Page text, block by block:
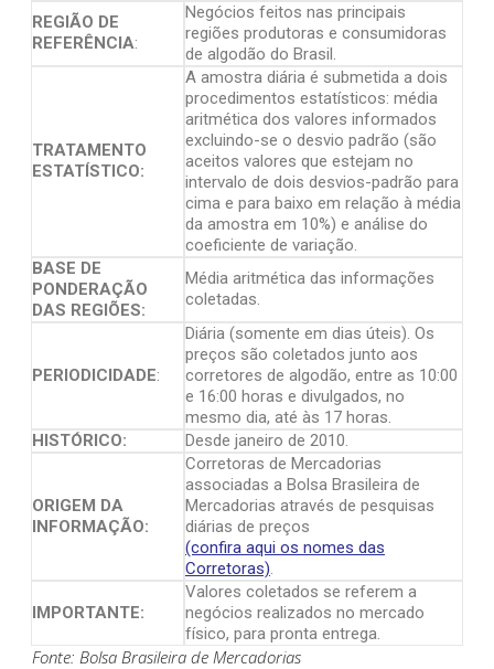
REGIÃO DE
REFERÊNCIA:
Negócios feitos nas principais
regiões produtoras e consumidoras
de algodão do Brasil.
TRATAMENTO
ESTATÍSTICO:
A amostra diária é submetida a dois
procedimentos estatísticos: média
aritmética dos valores informados
excluindo-se o desvio padrão (são
aceitos valores que estejam no
intervalo de dois desvios-padrão para
cima e para baixo em relação à média
da amostra em 10%) e análise do
coeficiente de variação.
BASE DE
PONDERAÇÃO
DAS REGIÕES:
Média aritmética das informações
coletadas.
PERIODICIDADE:
Diária (somente em dias úteis). Os
preços são coletados junto aos
corretores de algodão, entre as 10:00
e 16:00 horas e divulgados, no
mesmo dia, até às 17 horas.
HISTÓRICO:
Desde janeiro de 2010.
ORIGEM DA
INFORMAÇÃO:
Corretoras de Mercadorias
associadas a Bolsa Brasileira de
Mercadorias através de pesquisas
diárias de preços
(confira aqui os nomes das
Corretoras).
IMPORTANTE:
Valores coletados se referem a
negócios realizados no mercado
físico, para pronta entrega.
Fonte: Bolsa Brasileira de Mercadorias